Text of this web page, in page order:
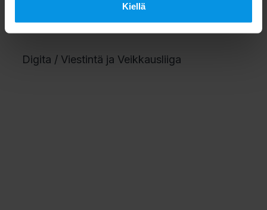
Kiellä
Digita / Viestintä ja Veikkausliiga